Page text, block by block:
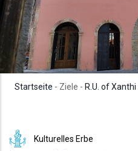
Startseite - Ziele - R.U. of Xanthi
Kulturelles Erbe